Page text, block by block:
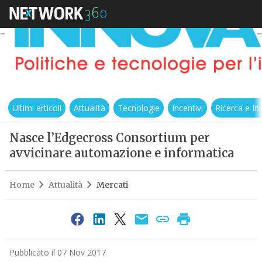
Ultimi articoli Attualità Tecnologie Incentivi Ricerca e
Nasce l’Edgecross Consortium per
avvicinare automazione e informatica
Home Attualità Mercati
Pubblicato il 07 Nov 2017